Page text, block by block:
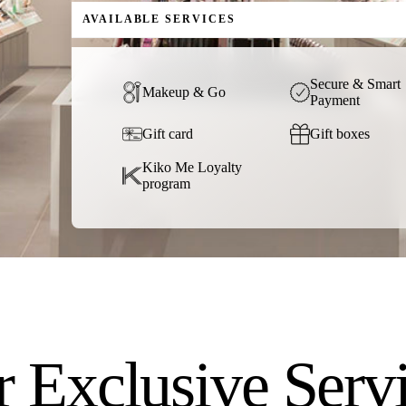
AVAILABLE SERVICES
Makeup & Go
Secure & Smart
Payment
Gift card Gift boxes
Kiko Me Loyalty
program
Exclusive